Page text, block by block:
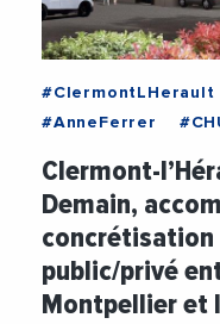
#ClermontLHerault
#AnneFerrer
#Prefecture
Clermont-
Demain,
concrétisation
public/privé
Montpellier et